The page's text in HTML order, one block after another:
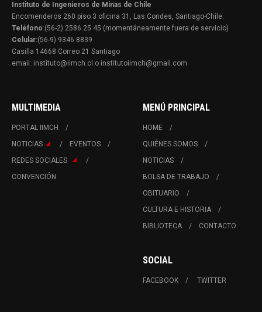
Instituto de Ingenieros de Minas de Chile
Encomenderos 260 piso 3 oficina 31, Las Condes, Santiago-Chile.
Teléfono:(56-2) 2586 25 45 (momentáneamente fuera de servicio)
Celular:(56-9) 9346 8839
Casilla 14668 Correo 21 Santiago
email: instituto@iimch.cl o institutoiimch@gmail.com
MULTIMEDIA
PORTAL IIMCH
NOTICIAS
EVENTOS
REDES SOCIALES
CONVENCIÓN
MENÚ PRINCIPAL
HOME
QUIÉNES SOMOS
NOTICIAS
BOLSA DE TRABAJO
OBITUARIO
CULTURA E HISTORIA
BIBLIOTECA
CONTACTO
SOCIAL
FACEBOOK TWITTER